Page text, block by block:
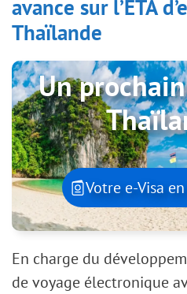
avance sur l’ETA
Thaïlande
Un
Votre e-Visa
En charge du
de voyage électronique